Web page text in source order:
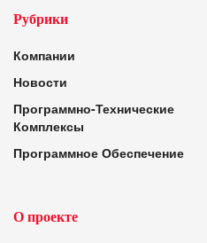
Рубрики
Компании
Новости
Программно-Технические
Комплексы
Программное Обеспечение
О проекте